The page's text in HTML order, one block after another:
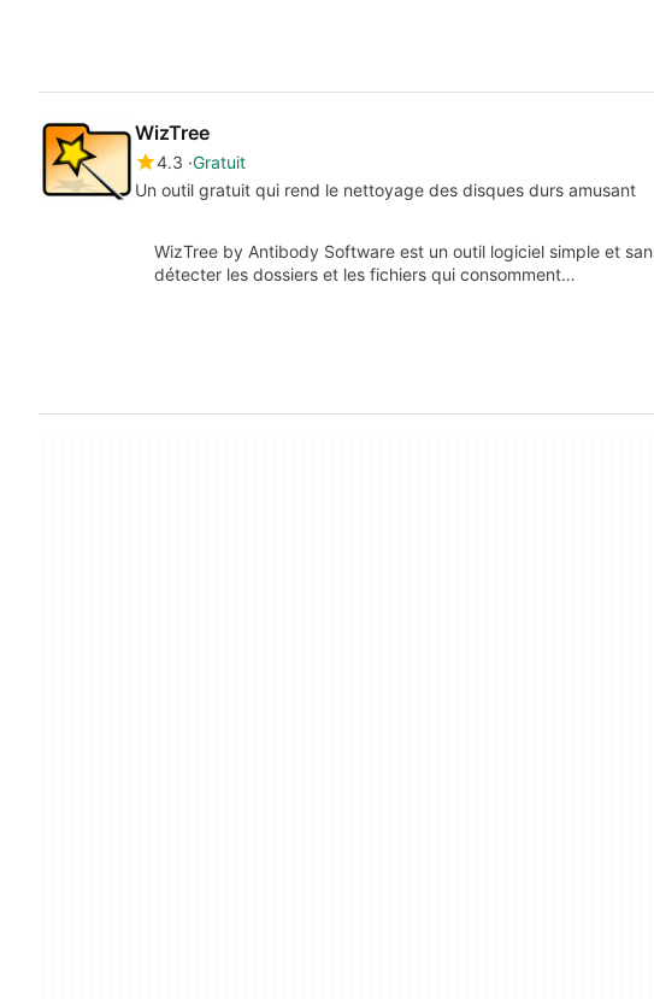
WizTree
4.3 Gratuit
Un outil gratuit qui rend le nettoyage des disques durs amusant
WizTree by Antibody Software est un outil logiciel simple et
détecter les dossiers et les fichiers qui consomment…